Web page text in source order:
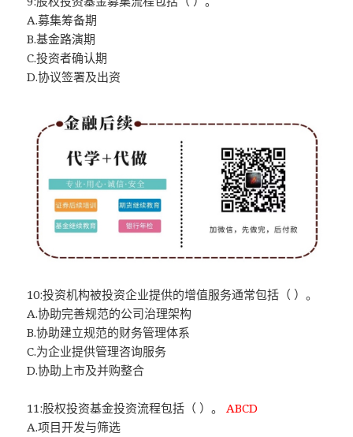
A.募集筹备期
B.基金路演期
C.投资者确认期
D.协议签署及出资
10:投资机构被投资企业提供的增值服务通常包括（ ）。
A.协助完善规范的公司治理架构
B.协助建立规范的财务管理体系
C.为企业提供管理咨询服务
D.协助上市及并购整合
11:股权投资基金投资流程包括（ ）。ABCD
A.项目开发与筛选